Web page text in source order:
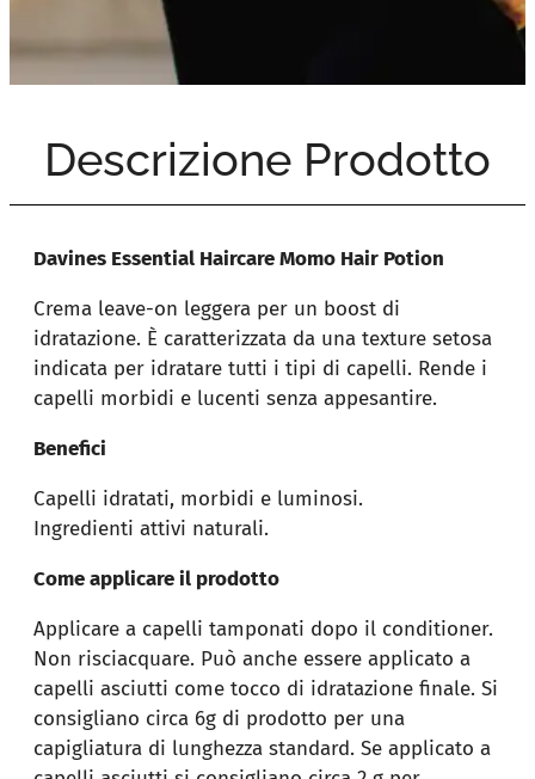
Descrizione Prodotto
Davines Essential Haircare Momo Hair Potion
Crema leave-on leggera per un boost di
idratazione. È caratterizzata da una texture setosa
indicata per idratare tutti i tipi di capelli. Rende i
capelli morbidi e lucenti senza appesantire.
Benefici
Capelli idratati, morbidi e luminosi.
Ingredienti attivi naturali.
Come applicare il prodotto
Applicare a capelli tamponati dopo il conditioner.
Non risciacquare. Può anche essere applicato a
capelli asciutti come tocco di idratazione finale. Si
consigliano circa 6g di prodotto per una
capigliatura di lunghezza standard. Se applicato a